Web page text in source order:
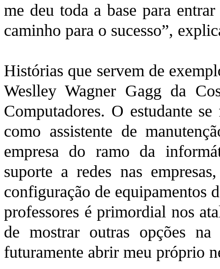
me deu toda a base para
caminho para o sucesso”,
Histórias que servem de
Weslley Wagner Gagg da
Computadores. O estudante
como assistente de
empresa do ramo da
suporte a redes nas
configuração de equipamentos
professores é primordial nos
de mostrar outras opções na
futuramente abrir meu próprio